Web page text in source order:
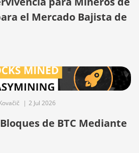
el Mercado Bajista de
| 2 Jul 2026
de BTC Mediante